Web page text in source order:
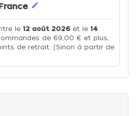
edit
le 12 août 2026et le 14
de 69,00 € et plus,
de retrait. (Sinon à partir de